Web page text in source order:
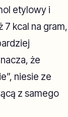
etylowy i
7 kcal na gram,
że
niesie ze
z samego